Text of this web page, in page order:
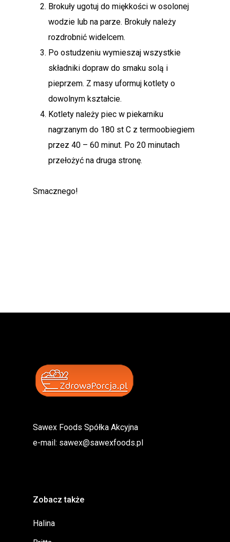
Brokuły ugotuj do miękkości w osolonej
wodzie lub na parze. Brokuły należy
rozdrobnić widelcem.
Po ostudzeniu wymieszaj wszystkie
składniki dopraw do smaku solą i
pieprzem. Z masy uformuj kotlety o
dowolnym kształcie.
Kotlety należy piec w piekarniku
nagrzanym do 180 st C z termoobiegiem
przez 40 – 60 minut. Po 20 minutach
przełożyć na druga stronę.
Smacznego!
Sawex Foods Spółka Akcyjna
e-mail: sawex@sawexfoods.pl
Zobacz także
Halina